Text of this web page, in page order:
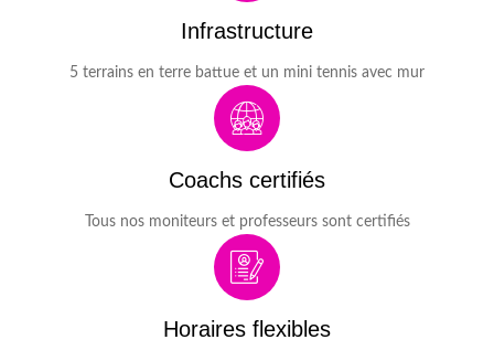
Infrastructure
5 terrains en terre battue et un mini tennis avec mur
Coachs certifiés
Tous nos moniteurs et professeurs sont certifiés
Horaires flexibles